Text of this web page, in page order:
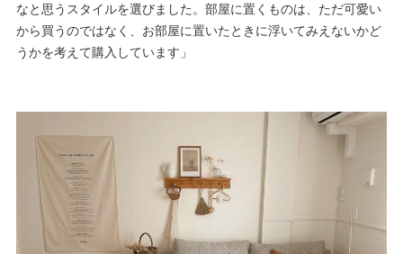
なと思うスタイルを選びました。部屋に置くものは、ただ可愛い
から買うのではなく、お部屋に置いたときに浮いてみえないかど
うかを考えて購入しています」